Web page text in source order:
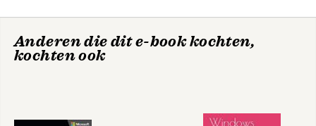
Anderen die dit e-book kochten,
kochten ook